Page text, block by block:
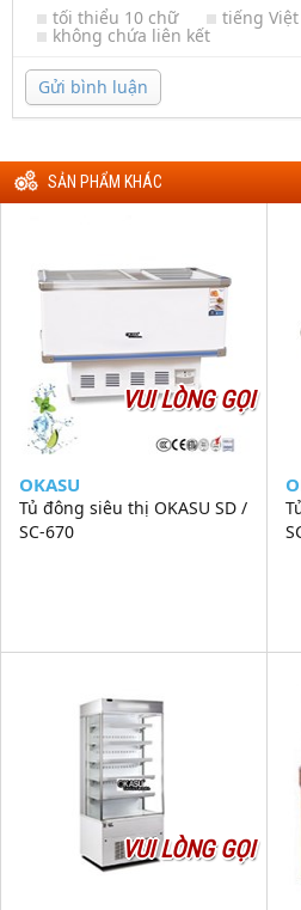
tối thiểu 10 chữ tiếng
không chứa liên kết
Gửi bình luận
SẢN PHẨM KHÁC
VUI LÒNG GỌI
OKASU
Tủ đông siêu thị OKASU SD /
SC-670
VUI LÒNG GỌI